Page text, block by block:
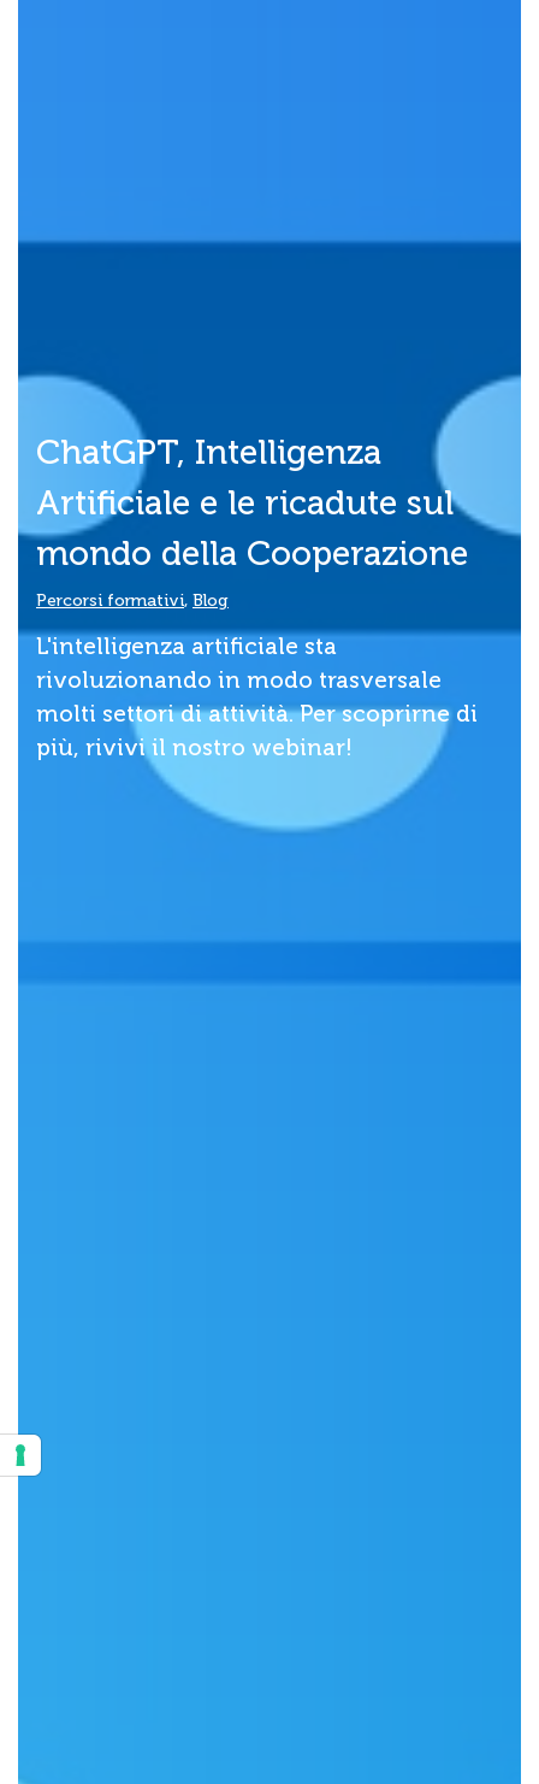
ChatGPT, Intelligenza
Artificiale e le ricadute sul
mondo della Cooperazione
Percorsi formativi, Blog
L'intelligenza artificiale sta
rivoluzionando in modo trasversale
molti settori di attività. Per scoprirne di
più, rivivi il nostro webinar!